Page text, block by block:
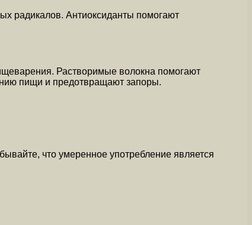
радикалов. Антиоксиданты помогают
Растворимые волокна помогают
пищи и предотвращают запоры.
что умеренное употребление является